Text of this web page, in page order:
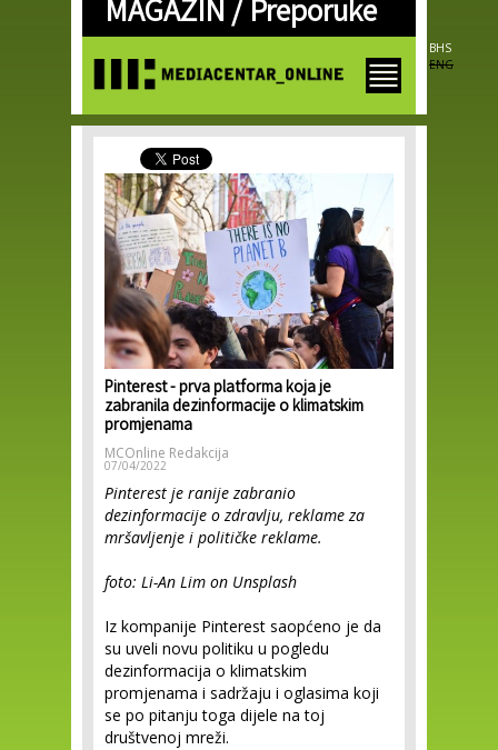
Skip to
main
MAGAZIN /Preporuke
BHS
ENG
Pinterest - prva platforma koja je
zabranila dezinformacije o klimatskim
promjenama
MCOnline Redakcija
07/04/2022
Pinterest je ranije zabranio
dezinformacije o zdravlju, reklame za
mršavljenje i političke reklame.
foto: Li-An Lim on Unsplash
Iz kompanije Pinterest saopćeno je da
su uveli novu politiku u pogledu
dezinformacija o klimatskim
promjenama i sadržaju i oglasima koji
se po pitanju toga dijele na toj
društvenoj mreži.